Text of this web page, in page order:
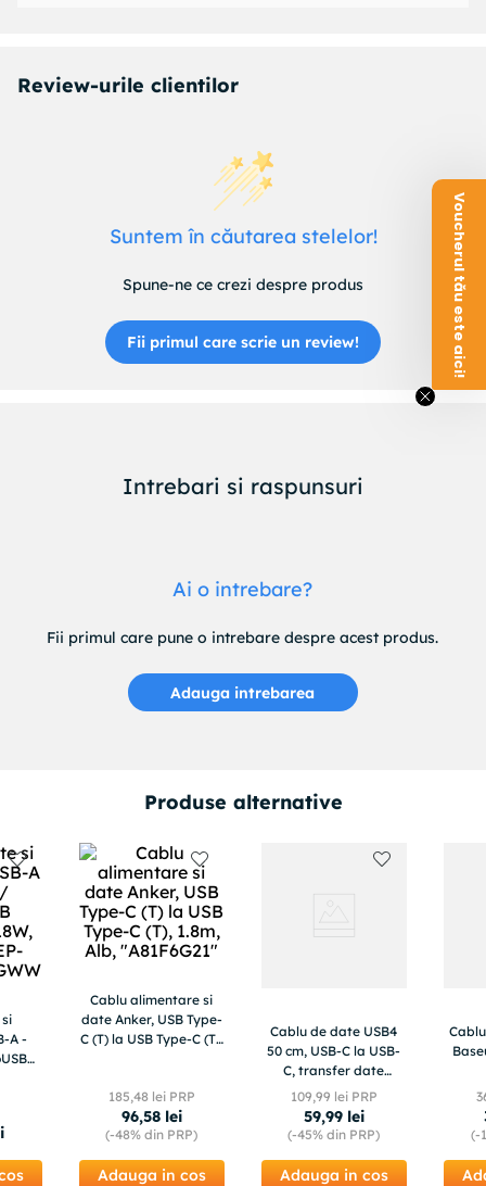
Review-urile clientilor
Suntem în căutarea stelelor!
Spune-ne ce crezi despre produs
Fii primul care scrie un review!
Intrebari si raspunsuri
Ai o intrebare?
Fii primul care pune o intrebare despre acest produs.
Adauga intrebarea
Produse alternative
A -
Cablu alimentare si
date Anker, USB Type-
C (T) la USB Type-C (T),
185,48lei PRP
96,58 lei
(-48% din PRP)
Adauga in cos
Cablu de date USB4
50 cm, USB-C la USB-
C, transfer date
40Gbps, incarcare
rapida 240W, suport
video 8K@60Hz
109,99 lei PRP
59,99 lei
(-45% din PRP)
Adauga in cos
(-
Voucherul tău este aici!